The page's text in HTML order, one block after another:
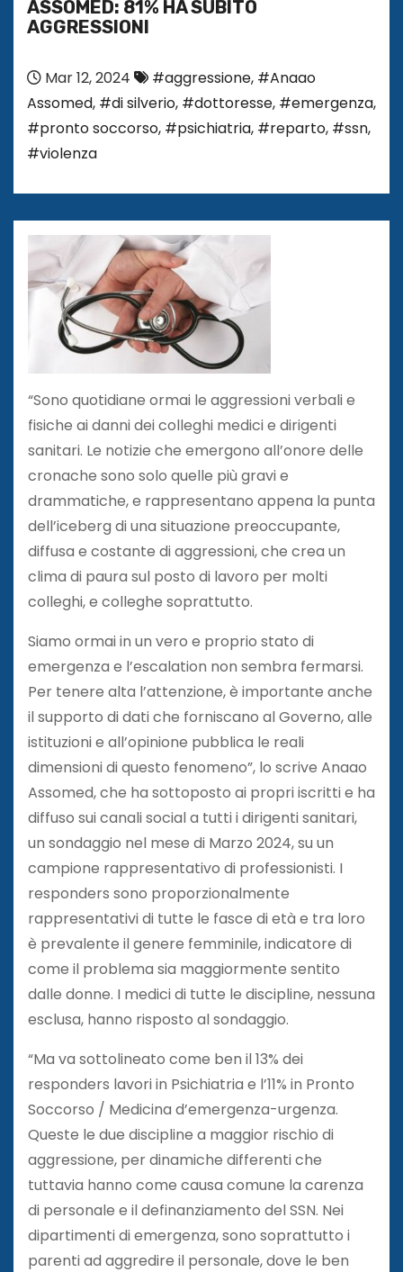
ASSOMED: 81% HA SUBITO
AGGRESSIONI
Mar 12, 2024 #aggressione, #Anaao
Assomed, #di silverio, #dottoresse, #emergenza,
#pronto soccorso, #psichiatria, #reparto, #ssn,
#violenza
“Sono quotidiane ormai le aggressioni verbali e
fisiche ai danni dei colleghi medici e dirigenti
sanitari. Le notizie che emergono all’onore delle
cronache sono solo quelle più gravi e
drammatiche, e rappresentano appena la punta
dell’iceberg di una situazione preoccupante,
diffusa e costante di aggressioni, che crea un
clima di paura sul posto di lavoro per molti
colleghi, e colleghe soprattutto.
Siamo ormai in un vero e proprio stato di
emergenza e l’escalation non sembra fermarsi.
Per tenere alta l’attenzione, è importante anche
il supporto di dati che forniscano al Governo, alle
istituzioni e all’opinione pubblica le reali
dimensioni di questo fenomeno”, lo scrive Anaao
Assomed, che ha sottoposto ai propri iscritti e ha
diffuso sui canali social a tutti i dirigenti sanitari,
un sondaggio nel mese di Marzo 2024, su un
campione rappresentativo di professionisti. I
responders sono proporzionalmente
rappresentativi di tutte le fasce di età e tra loro
è prevalente il genere femminile, indicatore di
come il problema sia maggiormente sentito
dalle donne. I medici di tutte le discipline, nessuna
esclusa, hanno risposto al sondaggio.
“Ma va sottolineato come ben il 13% dei
responders lavori in Psichiatria e l’11% in Pronto
Soccorso / Medicina d’emergenza-urgenza.
Queste le due discipline a maggior rischio di
aggressione, per dinamiche differenti che
tuttavia hanno come causa comune la carenza
di personale e il definanziamento del SSN. Nei
dipartimenti di emergenza, sono soprattutto i
parenti ad aggredire il personale, dove le ben